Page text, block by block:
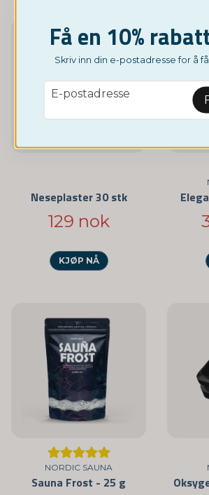
Neseplaster 30 stk
129 nok
KJØP NÅ
NORDIC SAUNA
Sauna Frost - 25 g
Få en 10%
Skriv inn din e-postadresse for å få
email
E-postadresse